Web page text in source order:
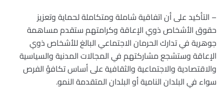
– التأكيد على أن اتفاقية شاملة ومتكاملة لحماية وتعزيز
حقوق الأشخاص ذوي الإعاقة وكرامتهم ستقدم مساهمة
جوهرية في تدارك الحرمان الاجتماعي البالغ للأشخاص ذوي
الإعاقة وستشجع مشاركتهم في المجالات المدنية والسياسية
والاقتصادية والاجتماعية والثقافية على أساس تكافؤ الفرص
سواء في البلدان النامية أو البلدان المتقدمة النمو.